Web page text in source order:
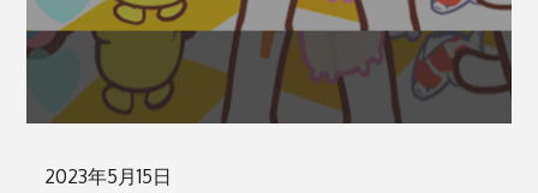
Posted
2023年5月15日